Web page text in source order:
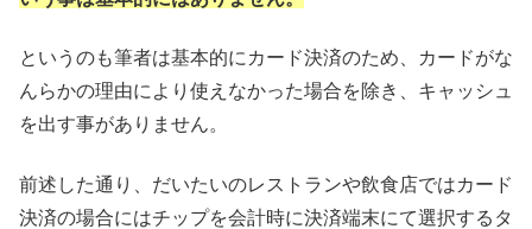
というのも筆者は基本的にカード決済のため、カードがな
んらかの理由により使えなかった場合を除き、キャッシュ
を出す事がありません。
前述した通り、だいたいのレストランや飲食店ではカード
決済の場合にはチップを会計時に決済端末にて選択するタ